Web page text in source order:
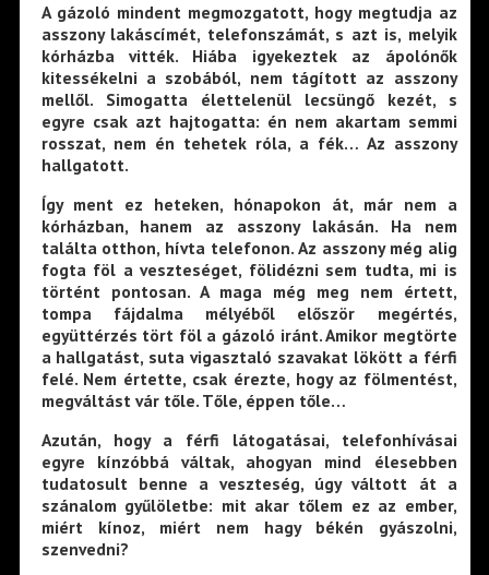
A gázoló mindent megmozgatott, hogy megtudja az
asszony lakáscímét, telefonszámát, s azt is, melyik
kórházba vitték. Hiába igyekeztek az ápolónők
kitessékelni a szobából, nem tágított az asszony
mellől. Simogatta élettelenül lecsüngő kezét, s
egyre csak azt hajtogatta: én nem akartam semmi
rosszat, nem én tehetek róla, a fék… Az asszony
hallgatott.
Így ment ez heteken, hónapokon át, már nem a
kórházban, hanem az asszony lakásán. Ha nem
találta otthon, hívta telefonon. Az asszony még alig
fogta föl a veszteséget, fölidézni sem tudta, mi is
történt pontosan. A maga még meg nem értett,
tompa fájdalma mélyéből először megértés,
együttérzés tört föl a gázoló iránt. Amikor megtörte
a hallgatást, suta vigasztaló szavakat lökött a férfi
felé. Nem értette, csak érezte, hogy az fölmentést,
megváltást vár tőle. Tőle, éppen tőle…
Azután, hogy a férfi látogatásai, telefonhívásai
egyre kínzóbbá váltak, ahogyan mind élesebben
tudatosult benne a veszteség, úgy váltott át a
szánalom gyűlöletbe: mit akar tőlem ez az ember,
miért kínoz, miért nem hagy békén gyászolni,
szenvedni?